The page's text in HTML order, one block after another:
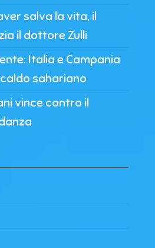
salva la vita, il
il dottore Zulli
Italia e Campania
sahariano
vince contro il